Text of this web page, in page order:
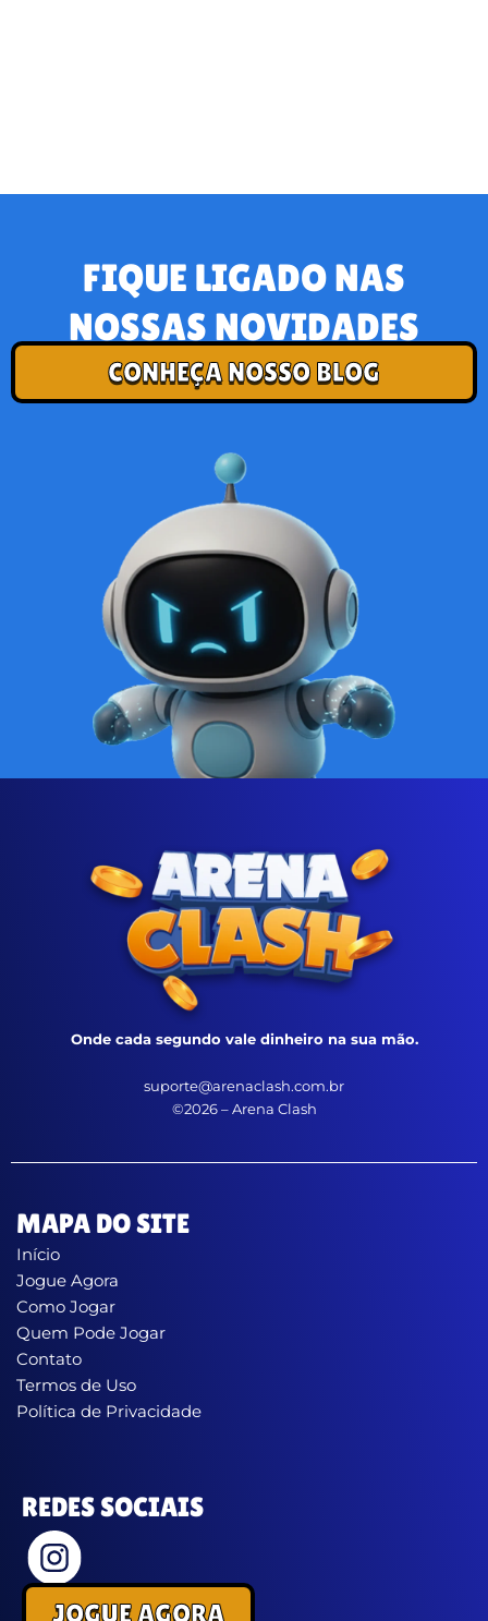
FIQUE LIGADO NAS
NOSSAS NOVIDADES
CONHEÇA NOSSO BLOG
Onde cada segundo vale dinheiro na sua mão.
suporte@arenaclash.com.br
©2026 – Arena Clash
MAPA DO SITE
Início
Jogue Agora
Como Jogar
Quem Pode Jogar
Contato
Termos de Uso
Política de Privacidade
REDES SOCIAIS
JOGUE AGORA